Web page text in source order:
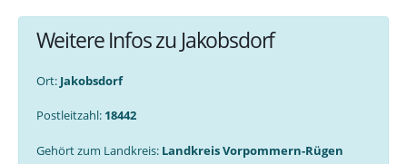
Weitere Infos zu Jakobsdorf
Ort: Jakobsdorf
Postleitzahl: 18442
Gehört zum Landkreis: Landkreis Vorpommern-Rügen